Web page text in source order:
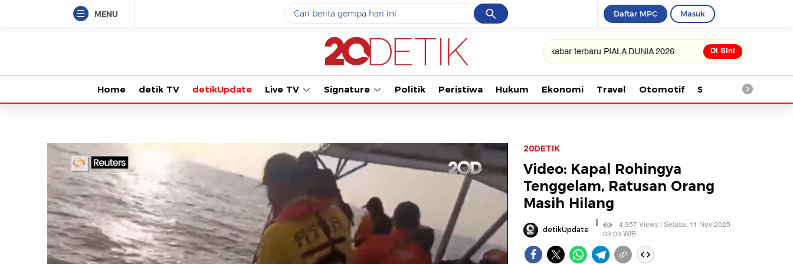
MENU Cancel
Yang sedang ramai dicari
data live draw sgp
#3prabowo
#5gempa hari ini
Terakhir yang dicari
Loading...
Daftar MPC Masuk
Tonton kabar terbaru PIALA DUNIA 2026 Di Sini
Home detik TV detikUpdate Live TV Signature Politik Peristiwa Hukum Ekonomi Travel Otomotif Saintek
20DETIK
Video: Kapal Rohingya
Tenggelam, Ratusan Orang
Masih Hilang
detikUpdate |
4,957 Views | Selasa, 11 Nov 2025
03:03 WIB